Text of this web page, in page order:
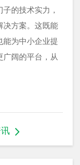
的技术实力，
决方案。这既能
能为中小企业提
阔的平台，从